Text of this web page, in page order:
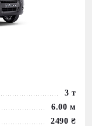
3 т
6.00 м
2490 ₴